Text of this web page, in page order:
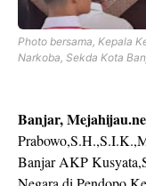
Photo bersama, Kepala
Narkoba, Sekda Kota
Banjar,
Banjar AKP